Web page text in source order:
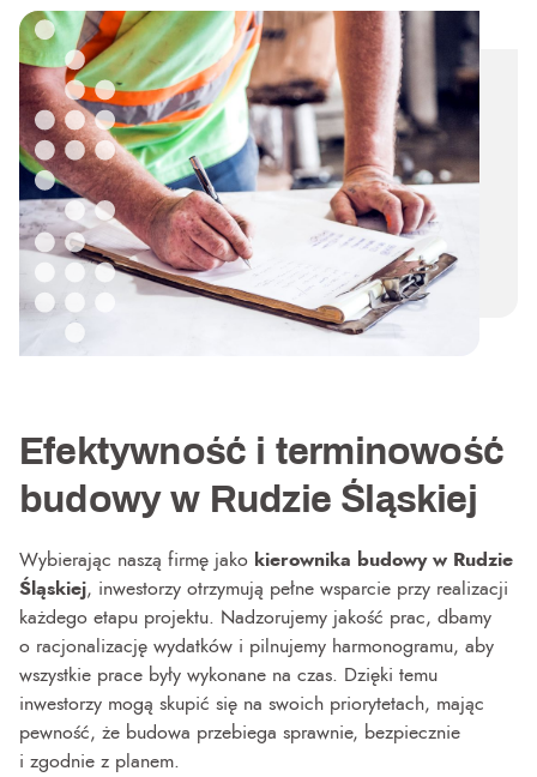
Efektywność i terminowość
budowy w Rudzie Śląskiej
Wybierając naszą firmę jako kierownika budowy w Rudzie
Śląskiej, inwestorzy otrzymują pełne wsparcie przy realizacji
każdego etapu projektu. Nadzorujemy jakość prac, dbamy
o racjonalizację wydatków i pilnujemy harmonogramu, aby
wszystkie prace były wykonane na czas. Dzięki temu
inwestorzy mogą skupić się na swoich priorytetach, mając
pewność, że budowa przebiega sprawnie, bezpiecznie
i zgodnie z planem.